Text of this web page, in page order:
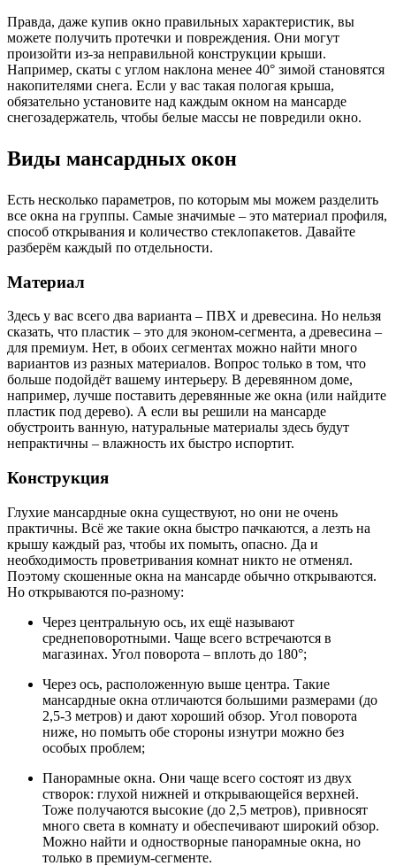
Правда, даже купив окно правильных характеристик, вы
можете получить протечки и повреждения. Они могут
произойти из-за неправильной конструкции крыши.
Например, скаты с углом наклона менее 40° зимой становятся
накопителями снега. Если у вас такая пологая крыша,
обязательно установите над каждым окном на мансарде
снегозадержатель, чтобы белые массы не повредили окно.
Виды мансардных окон
Есть несколько параметров, по которым мы можем разделить
все окна на группы. Самые значимые – это материал профиля,
способ открывания и количество стеклопакетов. Давайте
разберём каждый по отдельности.
Материал
Здесь у вас всего два варианта – ПВХ и древесина. Но нельзя
сказать, что пластик – это для эконом-сегмента, а древесина –
для премиум. Нет, в обоих сегментах можно найти много
вариантов из разных материалов. Вопрос только в том, что
больше подойдёт вашему интерьеру. В деревянном доме,
например, лучше поставить деревянные же окна (или найдите
пластик под дерево). А если вы решили на мансарде
обустроить ванную, натуральные материалы здесь будут
непрактичны – влажность их быстро испортит.
Конструкция
Глухие мансардные окна существуют, но они не очень
практичны. Всё же такие окна быстро пачкаются, а лезть на
крышу каждый раз, чтобы их помыть, опасно. Да и
необходимость проветривания комнат никто не отменял.
Поэтому скошенные окна на мансарде обычно открываются.
Но открываются по-разному:
Через центральную ось, их ещё называют
среднеповоротными. Чаще всего встречаются в
магазинах. Угол поворота – вплоть до 180°;
Через ось, расположенную выше центра. Такие
мансардные окна отличаются большими размерами (до
2,5-3 метров) и дают хороший обзор. Угол поворота
ниже, но помыть обе стороны изнутри можно без
особых проблем;
Панорамные окна. Они чаще всего состоят из двух
створок: глухой нижней и открывающейся верхней.
Тоже получаются высокие (до 2,5 метров), привносят
много света в комнату и обеспечивают широкий обзор.
Можно найти и одностворные панорамные окна, но
только в премиум-сегменте.